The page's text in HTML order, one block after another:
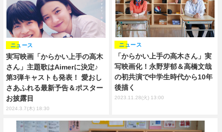
実写映画「からかい上手の高木
さん」主題歌はAimerに決定♪
第3弾キャストも発表！ 愛おし
さあふれる最新予告＆ポスター
お披露目
ニュース
2024.3.7(木) 18:30
「からかい上手の高木さん」実
写映画化！永野芽郁＆高橋文哉
の初共演で中学生時代から10年
後描く
ニュース
2023.11.28(火) 13:00